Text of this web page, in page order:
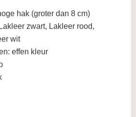
hak (groter dan 8 cm)
zwart, Lakleer rood,
wit
effen kleur